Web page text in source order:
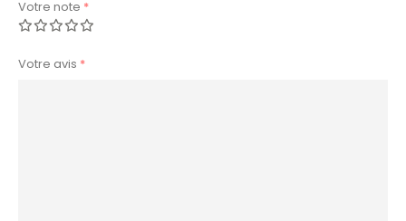
Votre note *
Votre avis *